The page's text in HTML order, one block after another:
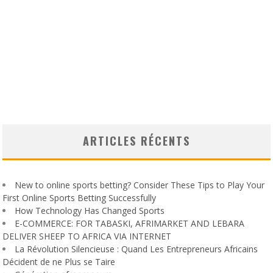
ARTICLES RÉCENTS
New to online sports betting? Consider These Tips to Play Your
First Online Sports Betting Successfully
How Technology Has Changed Sports
E-COMMERCE: FOR TABASKI, AFRIMARKET AND LEBARA
DELIVER SHEEP TO AFRICA VIA INTERNET
La Révolution Silencieuse : Quand Les Entrepreneurs Africains
Décident de ne Plus se Taire